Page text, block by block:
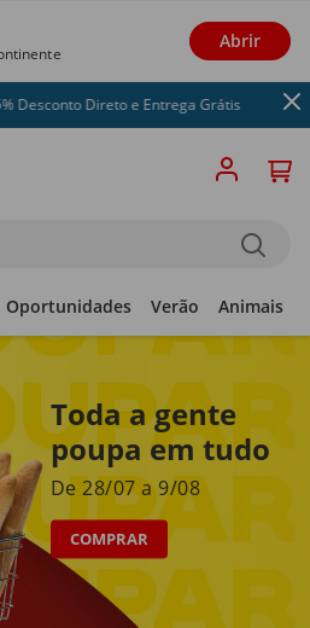
Abrir
Direto e Entrega Grátis
Oportunidades Verão Animais
Online
Toda a gente
poupa em tudo
De 28/07 a 9/08
COMPRAR